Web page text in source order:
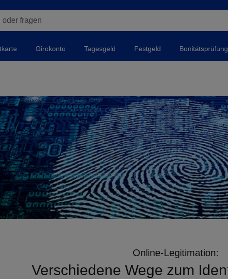
oder fragen
Girokonto Tagesgeld Festgeld Bonitätsprüfung
Online-Legitimation:
Verschiedene Wege zum